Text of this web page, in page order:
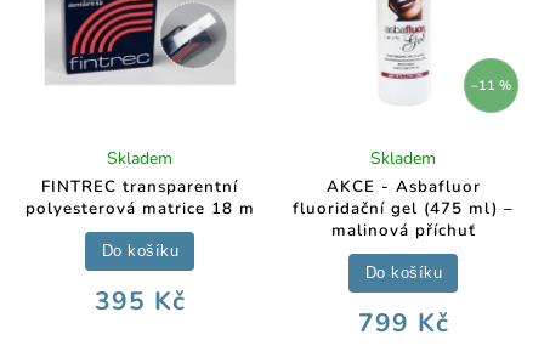
FINTREC transparentní
polyesterová matrice 18 m
Skladem
395 Kč
Do košíku
–11 %
AKCE - Asbafluor
fluoridační gel (475 ml) –
malinová příchuť
Skladem
799 Kč
Do košíku